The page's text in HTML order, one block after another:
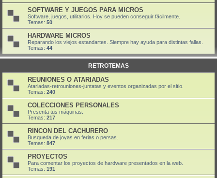
SOFTWARE Y JUEGOS PARA MICROS
Software, juegos, utilitarios. Hoy se pueden conseguir fácilmente.
Temas: 50
HARDWARE MICROS
Reparando los viejos estandartes. Siempre hay ayuda para distintas fallas.
Temas: 44
RETROTEMAS
REUNIONES O ATARIADAS
Atariadas-retrouniones-juntatas y eventos organizadas por el sitio.
Temas: 240
COLECCIONES PERSONALES
Presenta tus máquinas.
Temas: 217
RINCON DEL CACHURERO
Busqueda de joyas en ferias o persas.
Temas: 847
PROYECTOS
Para comentar los proyectos de hardware presentados en la web.
Temas: 191